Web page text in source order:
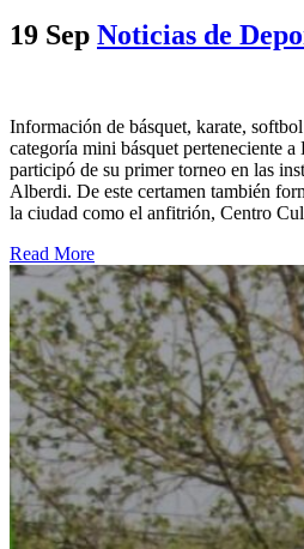
19 Sep Noticias de
Información de básquet, karate,
categoría mini básquet perteneciente
participó de su primer torneo en las
Alberdi. De este certamen también
la ciudad como el anfitrión, Centro
Read More